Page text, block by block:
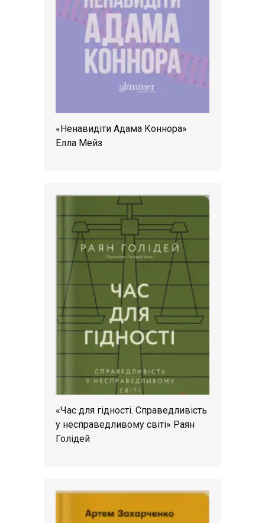
«Ненавидіти Адама Коннора»
Елла Мейз
«Час для гідності. Справедливість
у несправедливому світі» Раян
Голідей